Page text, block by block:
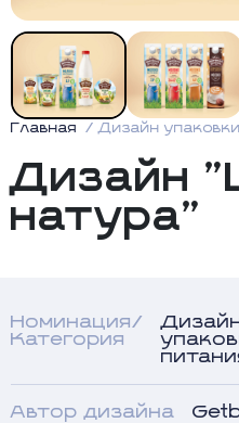
Главная Дизайн
Дизайн
натура"
Номинация/
Категория
Автор дизайна